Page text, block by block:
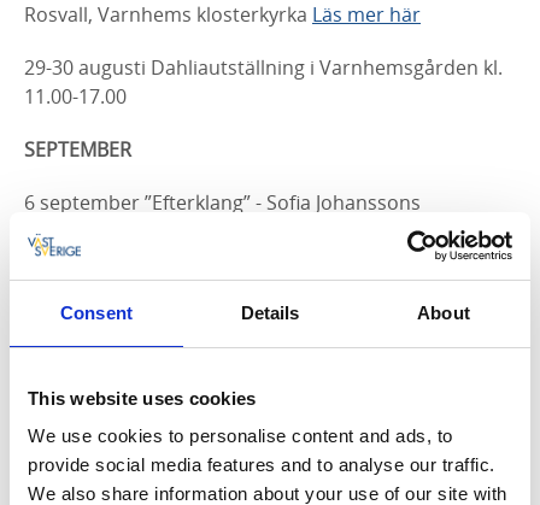
Consent Details About
This website uses cookies
We use cookies to personalise content and ads, to
provide social media features and to analyse our traffic.
We also share information about your use of our site with
Rosvall, Varnhems klosterkyrka Läs mer här
29-30 augusti Dahliautställning i Varnhemsgården kl.
11.00-17.00
SEPTEMBER
6 september ”Efterklang” - Sofia Johanssons
kammarkör, Varnhems klosterkyrka
Läs mer här
12 september Victoravandringen. Start Varnhem och
slut vid naturum Hornborgasjön. En pilgrimsvandring
på 12 km.Läs mer här
12-13 september Hembygdsrundan i Skara kommun
där bland annat Ryttartorpet Stenslund och
Remningstorp skogsmuseum strax utanför Varnhem
deltar.
Läs mer här